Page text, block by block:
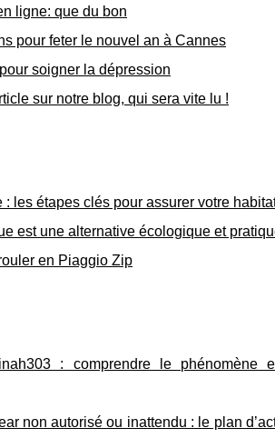
ligne: que du bon
pour feter le nouvel an à Cannes
soigner la dépression
sur notre blog, qui sera vite lu !
les étapes clés pour assurer votre
est une alternative écologique et
en Piaggio Zip
: comprendre le phénomène
non autorisé ou inattendu : le plan